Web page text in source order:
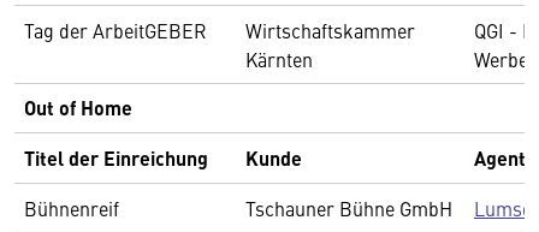
Tag der ArbeitGEBER
Wirtschaftskammer
Kärnten
QGI -
Out of Home
Titel der Einreichung
Kunde
Bühnenreif Tschauner Bühne GmbH